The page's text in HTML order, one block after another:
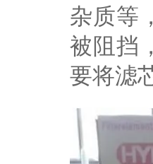
杂质等
被阻挡
要将滤